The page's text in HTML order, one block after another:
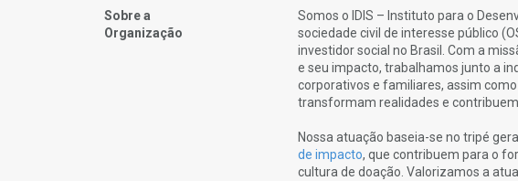
Sobre a
Organização
Somos o IDIS – Instituto para o
sociedade civil de interesse público
investidor social no Brasil. Com a
e seu impacto, trabalhamos junto a
corporativos e familiares, assim
transformam realidades e
Nossa atuação baseia-se no tripé
de impacto, que contribuem para o
cultura de doação. Valorizamos a